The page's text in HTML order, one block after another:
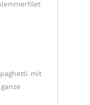
mit